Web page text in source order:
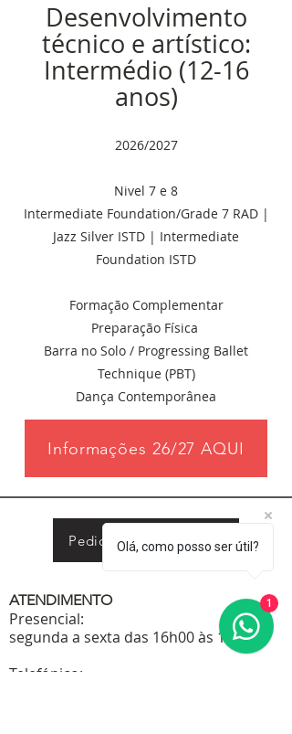
Desenvolvimento
técnico e artístico:
Intermédio (12-16
anos)
2026/2027
Nivel 7 e 8
Intermediate Foundation/Grade 7 RAD |
Jazz Silver ISTD | Intermediate
Foundation ISTD
Formação Complementar
Preparação Física
Barra no Solo / Progressing Ballet
Technique (PBT)
Dança Contemporânea
Informações 26/27 AQUI
Pedido de informações
ATENDIMENTO
Presencial:
segunda a sexta das 16h00 às 19h30
Telefónico:
Olá, como posso ser útil?
1